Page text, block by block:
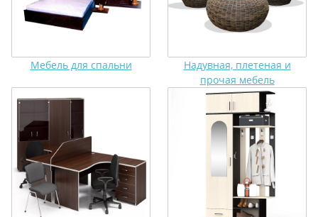
Мебель для спальни
Надувная, плетеная и
прочая мебель